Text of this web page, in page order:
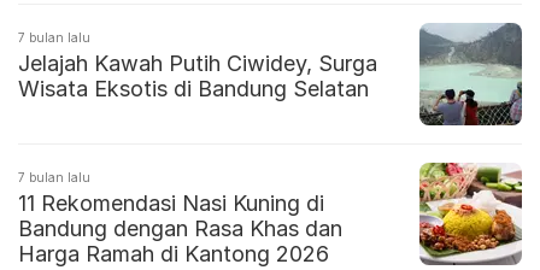
7 bulan lalu
Jelajah Kawah Putih Ciwidey, Surga
Wisata Eksotis di Bandung Selatan
7 bulan lalu
11 Rekomendasi Nasi Kuning di
Bandung dengan Rasa Khas dan
Harga Ramah di Kantong 2026